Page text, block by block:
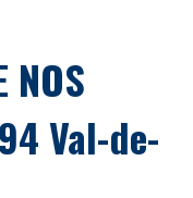
NOS
Val-de-